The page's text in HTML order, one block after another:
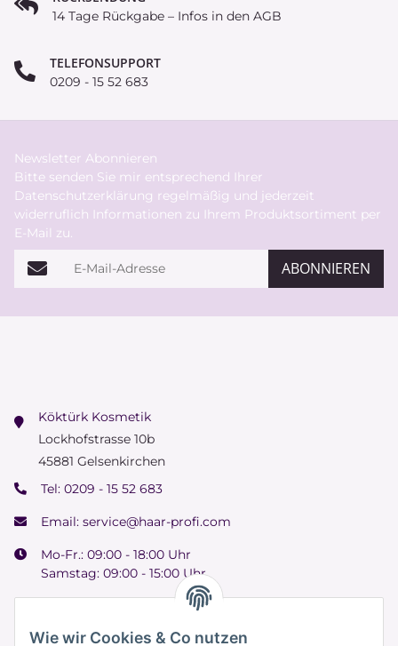
Wie wir Cookies & Co nutzen
14 Tage Rückgabe – Infos in den AGB
TELEFONSUPPORT
0209 - 15 52 683
Newsletter Abonnieren
Bitte senden Sie mir entsprechend Ihrer
Datenschutzerklärung regelmäßig und jederzeit
widerruflich Informationen zu Ihrem Produktsortiment per
E-Mail zu.
E-Mail-Adresse ABONNIEREN
Köktürk Kosmetik
Lockhofstrasse 10b
45881 Gelsenkirchen
Tel: 0209 - 15 52 683
Email: service@haar-profi.com
Mo-Fr.: 09:00 - 18:00 Uhr
Samstag: 09:00 - 15:00 Uhr